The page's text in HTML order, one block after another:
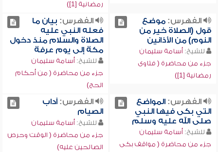
رمضانية [1])
الفهرس:موضع
قول (الصلاة خير من
النوم) من الأذانين
للشيخ: أسامة سليمان
جزء من محاضرة ( فتاوى
رمضانية [1])
الفهرس: بيان ما
فعله النبي عليه
الصلاة والسلام منذ دخول
مكة إلى يوم عرفة
للشيخ: أسامة سليمان
جزء من محاضرة ( من أحكام
الحج)
الفهرس:المواضع
التي بكى فيها النبي
صلى الله عليه وسلم
للشيخ: أسامة سليمان
جزء من محاضرة ( مواقف بكى
الفهرس:آداب
الصيام
للشيخ: أسامة سليمان
جزء من محاضرة ( الوقت وحرص
الصالحين عليه)